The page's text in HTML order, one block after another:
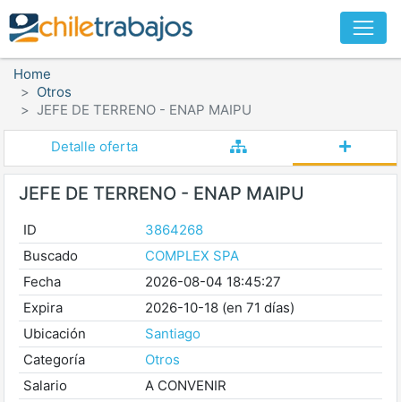
Home
Otros
JEFE DE TERRENO - ENAP MAIPU
Detalle oferta
JEFE DE TERRENO - ENAP MAIPU
ID
3864268
Buscado
COMPLEX SPA
Fecha
2026-08-04 18:45:27
Expira
2026-10-18 (en 71 días)
Ubicación
Santiago
Categoría
Otros
Salario
A CONVENIR